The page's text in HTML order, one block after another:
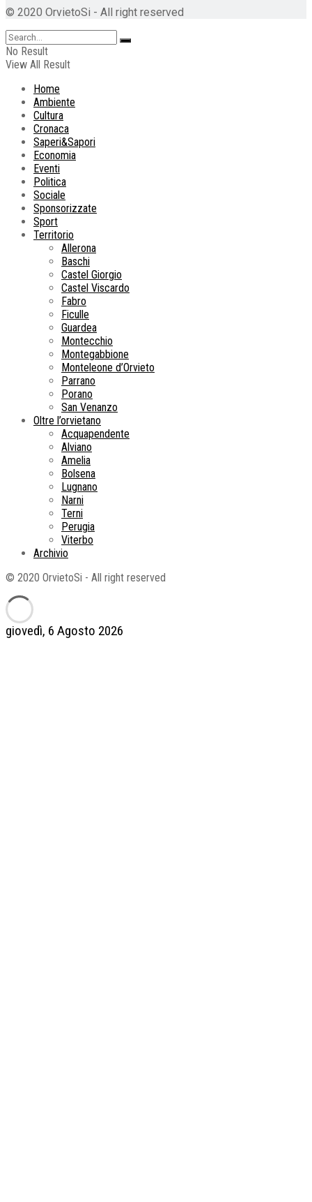
giovedì, 6 Agosto 2026
© 2020 OrvietoSi - All right reserved
No Result
View All Result
Home
Ambiente
Cultura
Cronaca
Saperi&Sapori
Economia
Eventi
Politica
Sociale
Sponsorizzate
Sport
Territorio
Allerona
Baschi
Castel Giorgio
Castel Viscardo
Fabro
Ficulle
Guardea
Montecchio
Montegabbione
Monteleone d’Orvieto
Parrano
Porano
San Venanzo
Oltre l’orvietano
Acquapendente
Alviano
Amelia
Bolsena
Lugnano
Narni
Terni
Perugia
Viterbo
Archivio
© 2020 OrvietoSi - All right reserved